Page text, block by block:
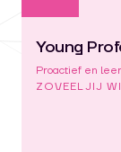
Young
Proactief en
ZOVEEL JIJ